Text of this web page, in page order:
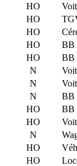
HO
HO
HO
HO
BB
HO
BB
N
N
N
BB
HO
BB
HO
N
HO
HO